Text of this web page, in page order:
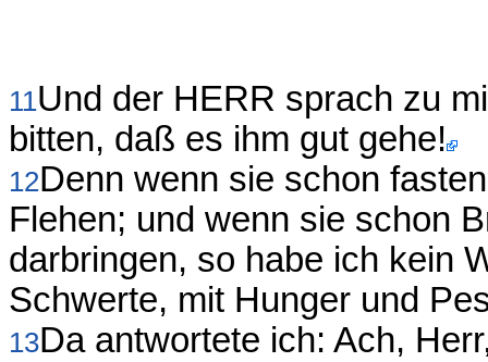
11Und der HERR sprach zu
bitten, daß es ihm gut gehe!
12Denn wenn sie schon
Flehen; und wenn sie schon
darbringen, so habe ich kein
Schwerte, mit Hunger und
13Da antwortete ich: Ach,